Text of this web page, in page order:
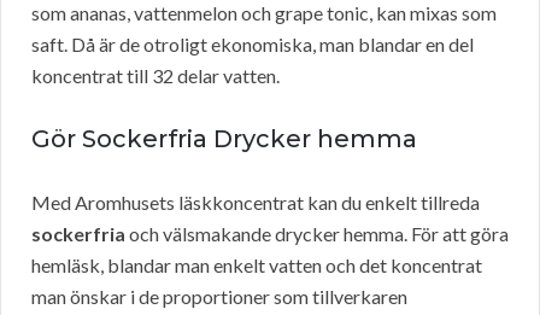
som ananas, vattenmelon och grape tonic, kan mixas som
saft. Då är de otroligt ekonomiska, man blandar en del
koncentrat till 32 delar vatten.
Gör Sockerfria Drycker hemma
Med Aromhusets läskkoncentrat kan du enkelt tillreda
sockerfria och välsmakande drycker hemma. För att göra
hemläsk, blandar man enkelt vatten och det koncentrat
man önskar i de proportioner som tillverkaren